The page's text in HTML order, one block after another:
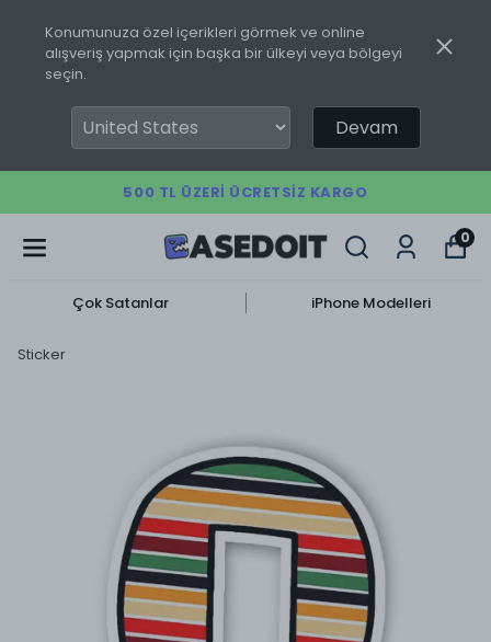
Konumunuza özel içerikleri görmek ve online
alışveriş yapmak için başka bir ülkeyi veya bölgeyi
seçin.
Devam
500 TL ÜZERI ÜCRETSIZ KARGO
0
Çok Satanlar iPhone Modelleri
Sticker